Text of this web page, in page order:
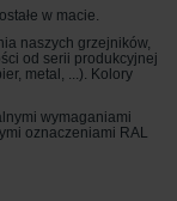
ochrany
ve Ticaret
w macie.
naszych grzejników,
od serii produkcyjnej
metal, ...). Kolory
wymaganiami
oznaczeniami RAL